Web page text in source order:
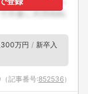
万円
新卒入
（記事番号:852536）